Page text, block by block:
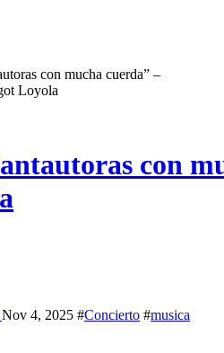
con mucha cuerda” –
Loyola
con
Nov 4, 2025 #Concierto #musica